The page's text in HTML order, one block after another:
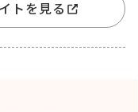
トを見る